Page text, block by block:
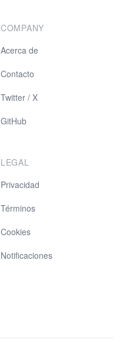
COMPANY
Acerca de
Contacto
Twitter / X
GitHub
LEGAL
Privacidad
Términos
Cookies
Notificaciones